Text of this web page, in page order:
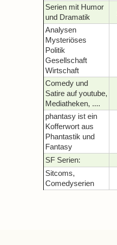
Serien mit Humor
und Dramatik
Analysen
Mysteriöses
Politik
Gesellschaft
Wirtschaft
Comedy und
Satire auf youtube,
Mediatheken, ....
phantasy ist ein
Kofferwort aus
Phantastik und
Fantasy
SF Serien:
Sitcoms,
Comedyserien